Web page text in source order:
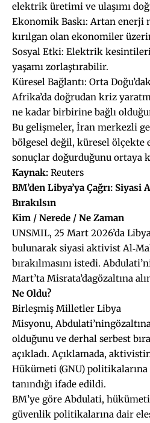
elektrik üretimi ve ulaşımı
Ekonomik Baskı: Artan enerji
kırılgan olan ekonomiler
Sosyal Etki: Elektrik kesintileri
yaşamı zorlaştırabilir.
Küresel Bağlantı: Orta
Afrika’da doğrudan kriz
ne kadar birbirine bağlı
Bu gelişmeler, İran merkezli
bölgesel değil, küresel ölçekte
sonuçlar doğurduğunu ortaya
Kaynak: Reuters
BM’den Libya’ya Çağrı: Siyasi
Bırakılsın
Kim / Nerede / Ne Zaman
UNSMIL, 25 Mart 2026’da
bulunarak siyasi aktivist
bırakılmasını istedi.
Mart’ta Misrata’dagözaltına
Ne Oldu?
Birleşmiş Milletler Libya
Misyonu,
olduğunu ve derhal serbest
açıkladı. Açıklamada,
Hükümeti (GNU)
tanındığı ifade edildi.
BM’ye göre Abdulati,
güvenlik politikalarına dair